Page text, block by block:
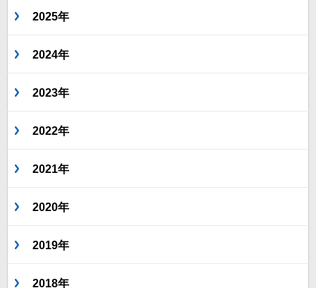
2025年
2024年
2023年
2022年
2021年
2020年
2019年
2018年